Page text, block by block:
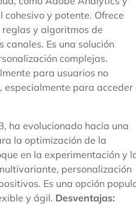
y potente. Ofrece
y algoritmos de
Es una solución
complejas.
para usuarios no
especialmente para acceder
ha evolucionado hacia una
la optimización de la
en la experimentación y
personalización
Es una opción
y ágil. Desventajas: